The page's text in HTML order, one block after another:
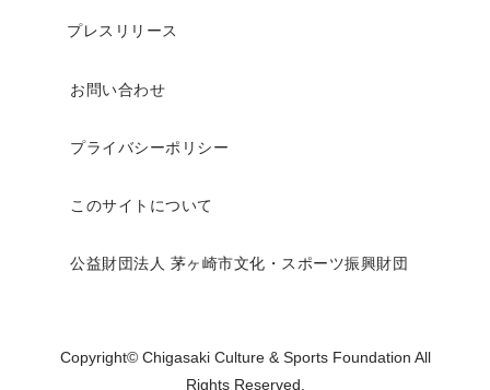
プレスリリース
お問い合わせ
プライバシーポリシー
このサイトについて
公益財団法人 茅ヶ崎市文化・スポーツ振興財団
Copyright© Chigasaki Culture & Sports Foundation All
Rights Reserved.